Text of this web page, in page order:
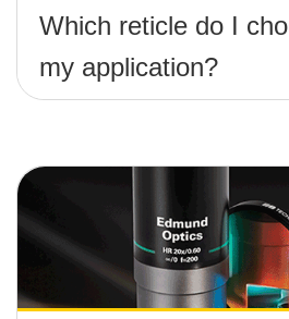
Which reticle do I
my application?